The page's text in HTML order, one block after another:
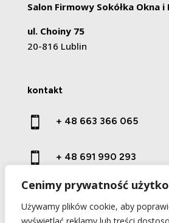
Cenimy prywatność
Używamy plików cookie, aby
Salon Firmowy Sokółka Okna i
ul. Choiny 75
20-816 Lublin
kontakt
 + 48 663 366 065
 + 48 691 990 293
 kontakt@prestige-